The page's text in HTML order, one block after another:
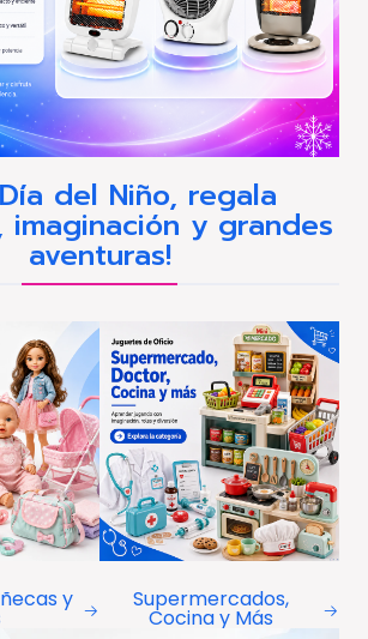
del Niño, regala
imaginación y grandes
aventuras!
y Supermercados,
Cocina y Más